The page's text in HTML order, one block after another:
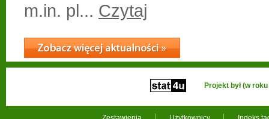
m.in. pl... Czytaj
Projekt był (w